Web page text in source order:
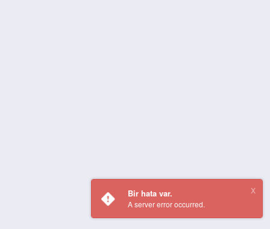
Bir hata var.
A server error occurred.